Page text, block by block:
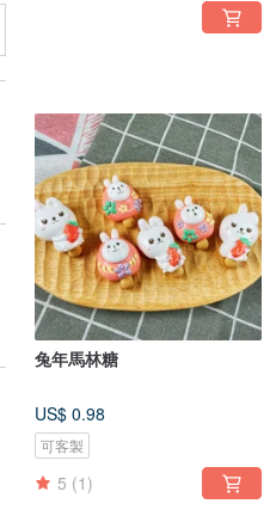
兔年馬林糖
US$ 0.98
可客製
5 (1)